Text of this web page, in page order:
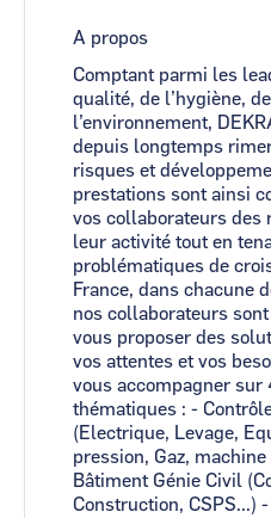
A propos
Comptant parmi les
qualité, de l’hygiène,
l’environnement,
depuis longtemps
risques et
prestations sont ainsi
vos collaborateurs des
leur activité tout en
problématiques de
France, dans chacune
nos collaborateurs
vous proposer des
vos attentes et vos
vous accompagner sur
thématiques : -
(Electrique, Levage,
pression, Gaz,
Bâtiment Génie Civil
Construction, CSPS...)